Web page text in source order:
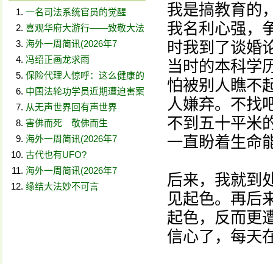
一名司法系统官员的觉醒
喜观华府大游行——致敬大法
海外一周简讯(2026年7
冯绍正画龙求雨
保险代理人惊呼：这么健康的
中国法轮功学员近期遭迫害案
从无声世界回有声世界
害佛而死 敬佛而生
海外一周简讯(2026年7
古代也有UFO?
海外一周简讯(2026年7
缘结大法妙不可言
我是搞教育的
我名利心强，
时我到了谈婚
当时的本科学
怕被别人瞧不
人嫌弃。不找
不到五十平米
一直盼着生命
后来，我就到
见起色。再后
起色，反而更
信心了，每天